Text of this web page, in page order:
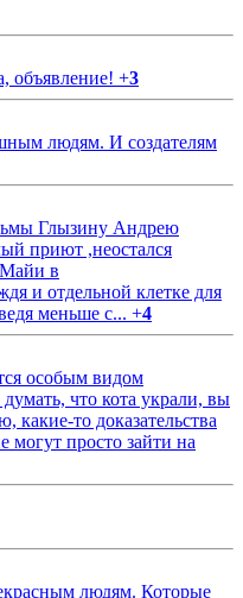
объявление! +3
людям. И создателям
Глызину Андрею
приют ,неостался
в
и отдельной клетке для
меньше с... +4
особым видом
что кота украли, вы
какие-то доказательства
просто зайти на
людям. Которые